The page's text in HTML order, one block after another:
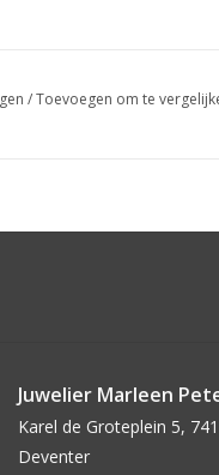
/Toevoegen om te
Juwelier Marleen
Karel de Groteplein 5,
Deventer